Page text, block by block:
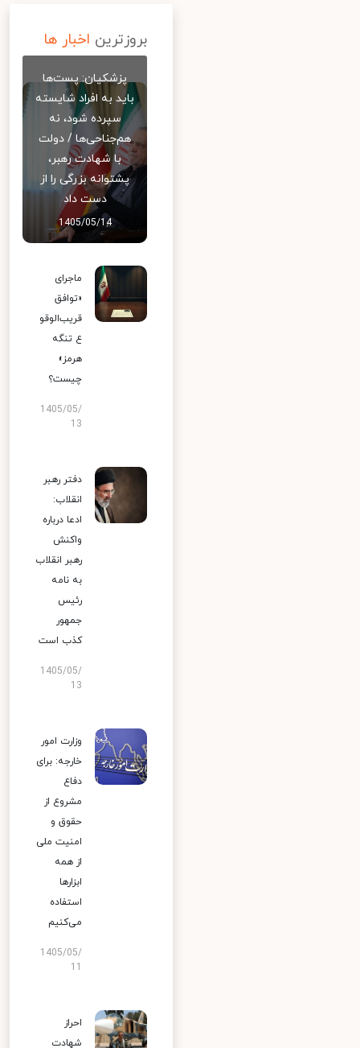
بروزترین اخبار ها
پزشکیان: پست‌ها
باید به افراد شایسته
سپرده شود، نه
هم‌جناحی‌ها / دولت
با شهادت رهبر،
پشتوانه بزرگی را از
دست داد
1405/05/14
ماجرای
«توافق
قریب‌الوقو
ع تنگه
هرمز»
چیست؟
1405/05/
13
دفتر رهبر
انقلاب:
ادعا درباره
واکنش
رهبر انقلاب
به نامه
رئیس
جمهور
کذب است
1405/05/
13
وزارت امور
خارجه: برای
دفاع
مشروع از
حقوق و
امنیت ملی
از همه
ابزارها
استفاده
می‌کنیم
1405/05/
احراز
شهادت